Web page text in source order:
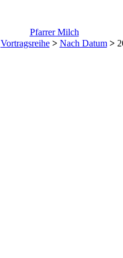
Pfarrer Milch
Vortragsreihe > Nach Datum >